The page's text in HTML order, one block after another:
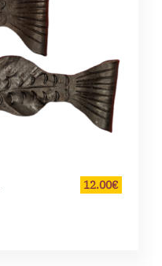
12.00€